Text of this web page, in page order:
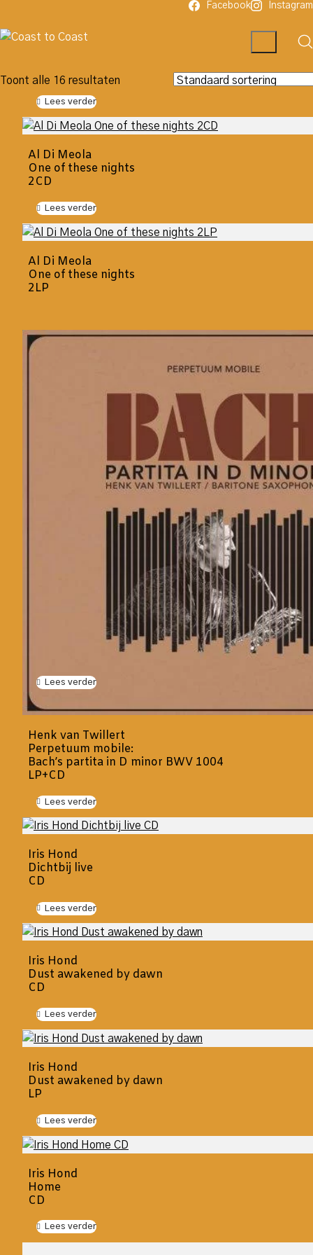
Facebook Instagram
Toont alle 16 resultaten
Lees verder
Al Di Meola
One of these nights
2CD
Lees verder
Al Di Meola
One of these nights
2LP
Lees verder
Henk van Twillert
Perpetuum mobile:
Bach’s partita in D minor BWV 1004
LP+CD
Lees verder
Iris Hond
Dichtbij live
CD
Lees verder
Iris Hond
Dust awakened by dawn
CD
Lees verder
Iris Hond
Dust awakened by dawn
LP
Lees verder
Iris Hond
Home
CD
Lees verder